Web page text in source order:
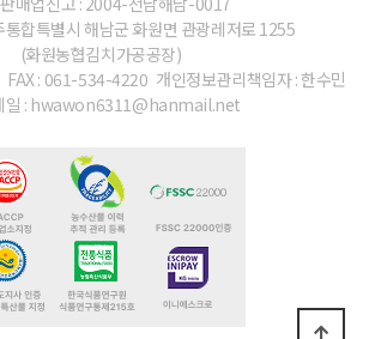
통합특별시 해남군 화원면 관광레저로 1255
(화원농협김치가공공장)
FAX : 061-534-4220 개인정보관리책임자 : 한수민
일 : hwawon6311@hanmail.net